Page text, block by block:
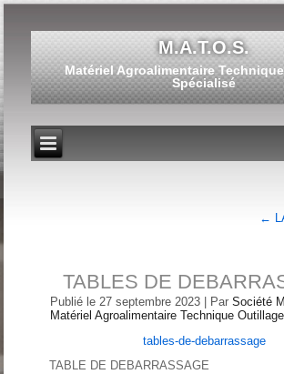
M.A.T.O.S.
Matériel Agroalimentaire
Spécialisé
←
TABLES DE
Publié le 27 septembre 2023 Par Société
Matériel Agroalimentaire Technique
tables-de-debarrassage
TABLE DE DEBARRASSAGE